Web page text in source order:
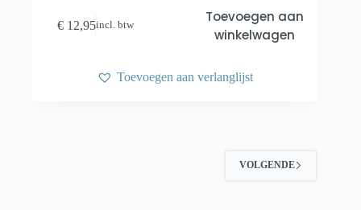
€ 12,95incl. btw
Toevoegen aan
winkelwagen
Toevoegen aan verlanglijst
VOLGENDE